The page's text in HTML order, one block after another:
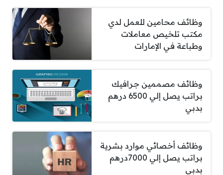
وظائف محامين للعمل لدي
مكتب تلخيص معاملات
وطباعة في الإمارات
وظائف مصممين جرافيك
براتب يصل إلي 6500 درهم
بدبي
وظائف أخصائي موارد بشرية
براتب يصل إلي 7000درهم
بدبي